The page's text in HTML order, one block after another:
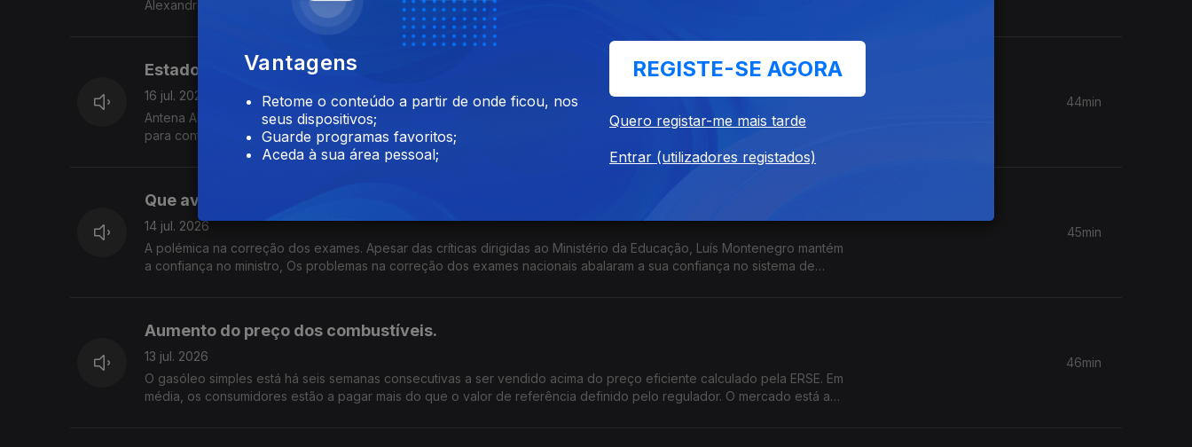
Alexandre. As explicações dadas pelo Ministro da Educação são suficientes para justificar o atraso na divulgação das
notas? Quem deve assumir responsabilidades pelos problemas registados na correção e classificação dos exames?
Este episódio prejudica a credibilidade dos exames nacionais?
Estado da Nação
16 jul. 2026
Antena Aberta: O Estado da Nação. Quando olha para o país de hoje, que balanço faz? O Governo merece confiança
para continuar o trabalho que iniciou ou os acontecimentos das últimas semanas demonstram falta de capacidade
política para responder aos problemas dos portugueses?
44min
Que avaliação faz da atuação do Governo na crise da correção dos exames nacionais?
14 jul. 2026
A polémica na correção dos exames. Apesar das críticas dirigidas ao Ministério da Educação, Luís Montenegro mantém
a confiança no ministro, Os problemas na correção dos exames nacionais abalaram a sua confiança no sistema de
45min
Aumento do preço dos combustíveis.
13 jul. 2026
O gasóleo simples está há seis semanas consecutivas a ser vendido acima do preço eficiente calculado pela ERSE. Em
média, os consumidores estão a pagar mais do que o valor de referência definido pelo regulador. O mercado está a
46min
Vantagens
Retome o conteúdo a partir de onde ficou, nos
seus dispositivos;
Guarde programas favoritos;
Aceda à sua área pessoal;
REGISTE-SE AGORA
Quero registar-me mais tarde
Entrar (utilizadores registados)